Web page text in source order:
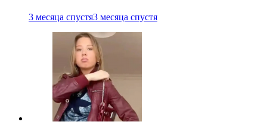
3 месяца спустя3 месяца спустя